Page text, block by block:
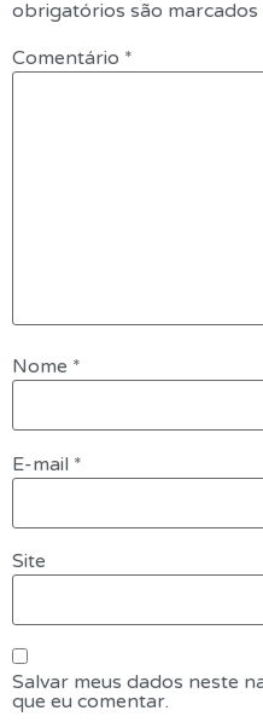
obrigatórios são marcados
Comentário *
Nome *
E-mail *
Site
Salvar meus dados neste
que eu comentar.